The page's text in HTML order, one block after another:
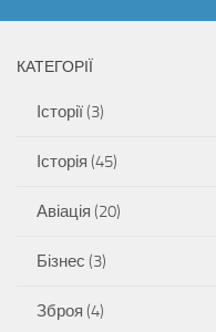
КАТЕГОРІЇ
Історії(3)
Історія (45)
Авіація (20)
Бізнес (3)
Зброя (4)